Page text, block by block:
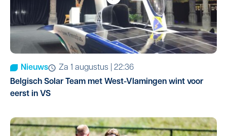
Nieuws
za 1 augustus | 22:36
Belgisch Solar Team met West-Vlamingen wint voor
eerst in VS